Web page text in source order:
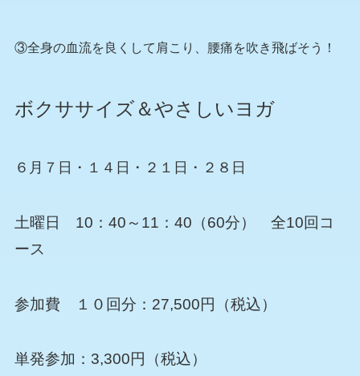
③全身の血流を良くして肩こり、腰痛を吹き飛ばそう！
ボクササイズ＆やさしいヨガ
６月７日・１４日・２１日・２８日
土曜日 10：40～11：40（60分） 全10回コ
ース
参加費 １０回分：27,500円（税込）
単発参加：3,300円（税込）